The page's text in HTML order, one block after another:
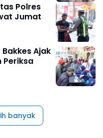
Polres
Jumat
Ajak
Periksa
banyak